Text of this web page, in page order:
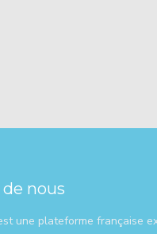
nous
une plateforme française